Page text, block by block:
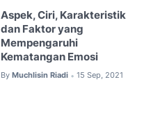
Aspek, Ciri, Karakteristik
dan Faktor yang
Mempengaruhi
Kematangan Emosi
By Muchlisin Riadi • 15 Sep, 2021